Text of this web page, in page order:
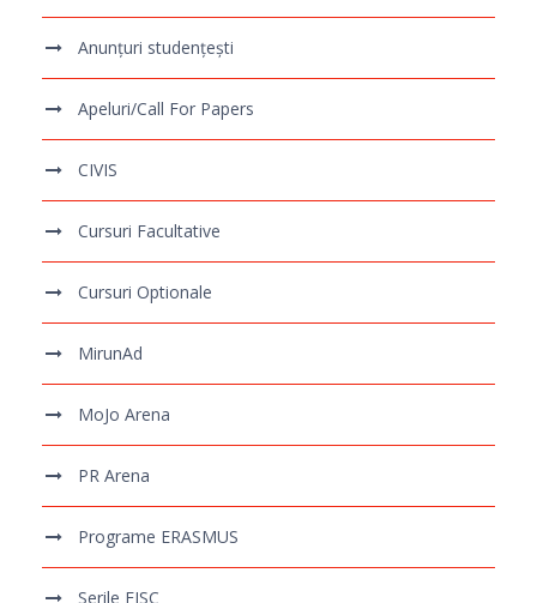
Anunțuri studențești
Apeluri/Call For Papers
CIVIS
Cursuri Facultative
Cursuri Optionale
MirunAd
MoJo Arena
PR Arena
Programe ERASMUS
Serile FJSC